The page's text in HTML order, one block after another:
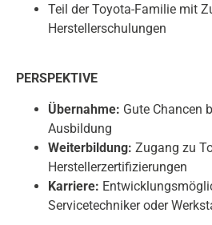
Teil der Toyota-Familie mit
Herstellerschulungen
PERSPEKTIVE
Übernahme: Gute Chancen
Ausbildung
Weiterbildung: Zugang zu
Herstellerzertifizierungen
Karriere:
Servicetechniker oder